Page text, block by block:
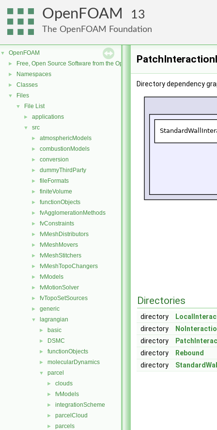
OpenFOAM 13
The OpenFOAM Foundation
▼ OpenFOAM
► Free, Open Source Software from the OpenFOAM Foundation
► Namespaces
► Classes
▼ Files
▼ File List
► applications
▼ src
► atmosphericModels
► combustionModels
► conversion
► dummyThirdParty
► fileFormats
► finiteVolume
► functionObjects
► fvAgglomerationMethods
► fvConstraints
► fvMeshDistributors
► fvMeshMovers
► fvMeshStitchers
► fvMeshTopoChangers
► fvModels
► fvMotionSolver
► fvTopoSetSources
► generic
▼ lagrangian
► basic
► DSMC
► functionObjects
► molecularDynamics
▼ parcel
► clouds
► fvModels
► integrationScheme
► parcelCloud
► parcels
Directory dependency
Directories
directory
directory
directory
directory
Rebound
directory